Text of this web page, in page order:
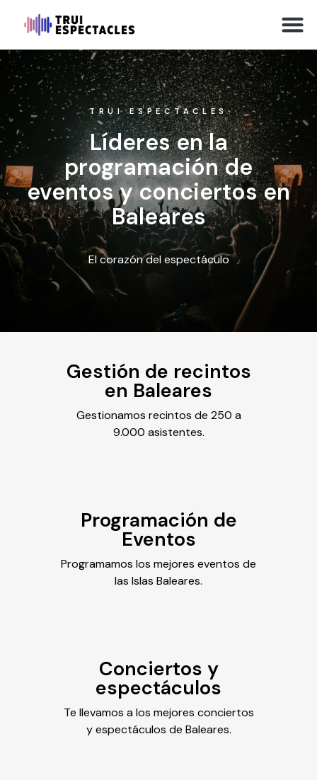
TRUI ESPECTACLES
Líderes en la
programación de
eventos y conciertos en
Baleares
El corazón del espectáculo
Gestión de recintos
en Baleares
Gestionamos recintos de 250 a
9.000 asistentes.
Programación de
Eventos
Programamos los mejores eventos de
las Islas Baleares.
Conciertos y
espectáculos
Te llevamos a los mejores conciertos
y espectáculos de Baleares.